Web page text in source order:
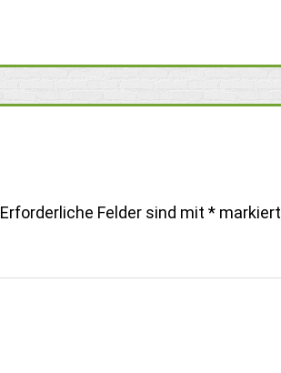
Erforderliche Felder sind mit * markiert